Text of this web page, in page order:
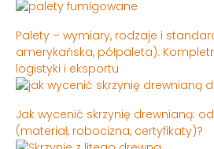
Palety – wymiary, rodzaje i
amerykańska, półpaleta).
logistyki i eksportu
Jak wycenić skrzynię drewnianą:
(materiał, robocizna, certyfikaty)?